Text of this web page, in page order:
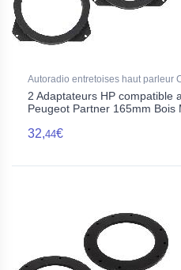
Autoradio entretoises haut parleur
2 Adaptateurs HP compatible
Peugeot Partner 165mm Bois
32,44€